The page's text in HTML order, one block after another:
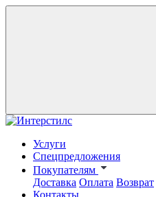
Услуги
Спецпредложения
Покупателям
Доставка Оплата Возврат
Контакты